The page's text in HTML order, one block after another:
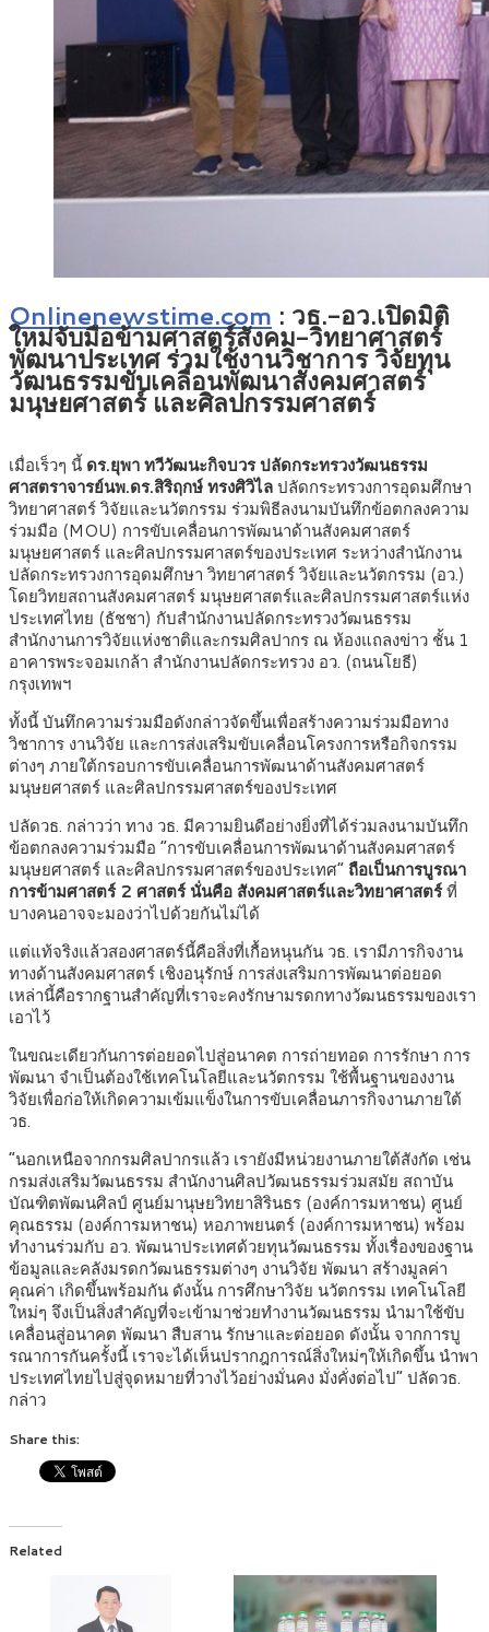
Onlinenewstime.com : วธ.-อว.เปิดมิติ
ใหม่จับมือข้ามศาสตร์สังคม-วิทยาศาสตร์
พัฒนาประเทศ ร่วมใช้งานวิชาการ วิจัยทุน
วัฒนธรรมขับเคลื่อนพัฒนาสังคมศาสตร์
มนุษยศาสตร์ และศิลปกรรมศาสตร์
เมื่อเร็วๆ นี้ ดร.ยุพา ทวีวัฒนะกิจบวร ปลัดกระทรวงวัฒนธรรม
ศาสตราจารย์นพ.ดร.สิริฤกษ์ ทรงศิวิไลปลัดกระทรวงการอุดมศึกษา
วิทยาศาสตร์ วิจัยและนวัตกรรม ร่วมพิธีลงนามบันทึกข้อตกลงความ
ร่วมมือ (MOU) การขับเคลื่อนการพัฒนาด้านสังคมศาสตร์
มนุษยศาสตร์ และศิลปกรรมศาสตร์ของประเทศ ระหว่างสำนักงาน
ปลัดกระทรวงการอุดมศึกษา วิทยาศาสตร์ วิจัยและนวัตกรรม (อว.)
โดยวิทยสถานสังคมศาสตร์ มนุษยศาสตร์และศิลปกรรมศาสตร์แห่ง
ประเทศไทย (ธัชชา) กับสำนักงานปลัดกระทรวงวัฒนธรรม
สำนักงานการวิจัยแห่งชาติและกรมศิลปากร ณ ห้องแถลงข่าว ชั้น 1
อาคารพระจอมเกล้า สำนักงานปลัดกระทรวง อว. (ถนนโยธี)
กรุงเทพฯ
ทั้งนี้ บันทึกความร่วมมือดังกล่าวจัดขึ้นเพื่อสร้างความร่วมมือทาง
วิชาการ งานวิจัย และการส่งเสริมขับเคลื่อนโครงการหรือกิจกรรม
ต่างๆ ภายใต้กรอบการขับเคลื่อนการพัฒนาด้านสังคมศาสตร์
มนุษยศาสตร์ และศิลปกรรมศาสตร์ของประเทศ
ปลัดวธ. กล่าวว่า ทาง วธ. มีความยินดีอย่างยิ่งที่ได้ร่วมลงนามบันทึก
ข้อตกลงความร่วมมือ “การขับเคลื่อนการพัฒนาด้านสังคมศาสตร์
มนุษยศาสตร์ และศิลปกรรมศาสตร์ของประเทศ” ถือเป็นการบูรณา
การข้ามศาสตร์ 2 ศาสตร์ นั่นคือ สังคมศาสตร์และวิทยาศาสตร์ที่
บางคนอาจจะมองว่าไปด้วยกันไม่ได้
แต่แท้จริงแล้วสองศาสตร์นี้คือสิ่งที่เกื้อหนุนกัน วธ. เรามีภารกิจงาน
ทางด้านสังคมศาสตร์ เชิงอนุรักษ์ การส่งเสริมการพัฒนาต่อยอด
เหล่านี้คือรากฐานสำคัญที่เราจะคงรักษามรดกทางวัฒนธรรมของเรา
เอาไว้
ในขณะเดียวกันการต่อยอดไปสู่อนาคต การถ่ายทอด การรักษา การ
พัฒนา จำเป็นต้องใช้เทคโนโลยีและนวัตกรรม ใช้พื้นฐานของงาน
วิจัยเพื่อก่อให้เกิดความเข้มแข็งในการขับเคลื่อนภารกิจงานภายใต้
วธ.
“นอกเหนือจากกรมศิลปากรแล้ว เรายังมีหน่วยงานภายใต้สังกัด เช่น
กรมส่งเสริมวัฒนธรรม สำนักงานศิลปวัฒนธรรมร่วมสมัย สถาบัน
บัณฑิตพัฒนศิลป์ ศูนย์มานุษยวิทยาสิรินธร (องค์การมหาชน) ศูนย์
คุณธรรม (องค์การมหาชน) หอภาพยนตร์ (องค์การมหาชน) พร้อม
ทำงานร่วมกับ อว. พัฒนาประเทศด้วยทุนวัฒนธรรม ทั้งเรื่องของฐาน
ข้อมูลและคลังมรดกวัฒนธรรมต่างๆ งานวิจัย พัฒนา สร้างมูลค่า
คุณค่า เกิดขึ้นพร้อมกัน ดังนั้น การศึกษาวิจัย นวัตกรรม เทคโนโลยี
ใหม่ๆ จึงเป็นสิ่งสำคัญที่จะเข้ามาช่วยทำงานวัฒนธรรม นำมาใช้ขับ
เคลื่อนสู่อนาคต พัฒนา สืบสาน รักษาและต่อยอด ดังนั้น จากการบู
รณาการกันครั้งนี้ เราจะได้เห็นปรากฎการณ์สิ่งใหม่ๆให้เกิดขึ้น นำพา
ประเทศไทยไปสู่จุดหมายที่วางไว้อย่างมั่นคง มั่งคั่งต่อไป” ปลัดวธ.
กล่าว
Share this:
Related